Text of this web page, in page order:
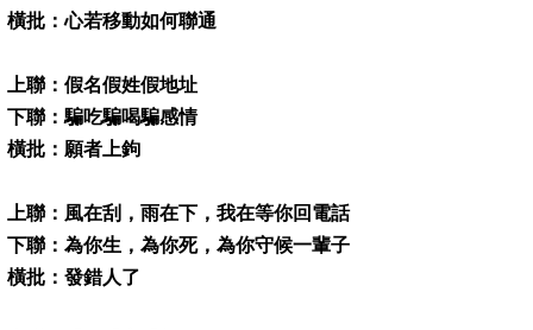
橫批：心若移動如何聯通
上聯：假名假姓假地址
下聯：騙吃騙喝騙感情
橫批：願者上鉤
上聯：風在刮，雨在下，我在等你回電話
下聯：為你生，為你死，為你守候一輩子
橫批：發錯人了